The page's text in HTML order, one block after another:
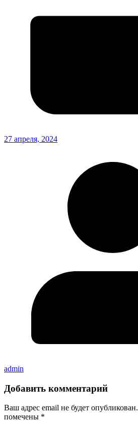
27 апреля, 2024
admin
Добавить комментарий
Ваш адрес email не будет опубликован.
помечены *